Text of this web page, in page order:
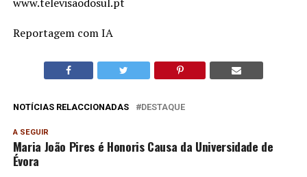
Reportagem com IA
NOTÍCIAS RELACCIONADAS DESTAQUE
A SEGUIR
Maria João Pires é Honoris Causa da Universidade de
Évora